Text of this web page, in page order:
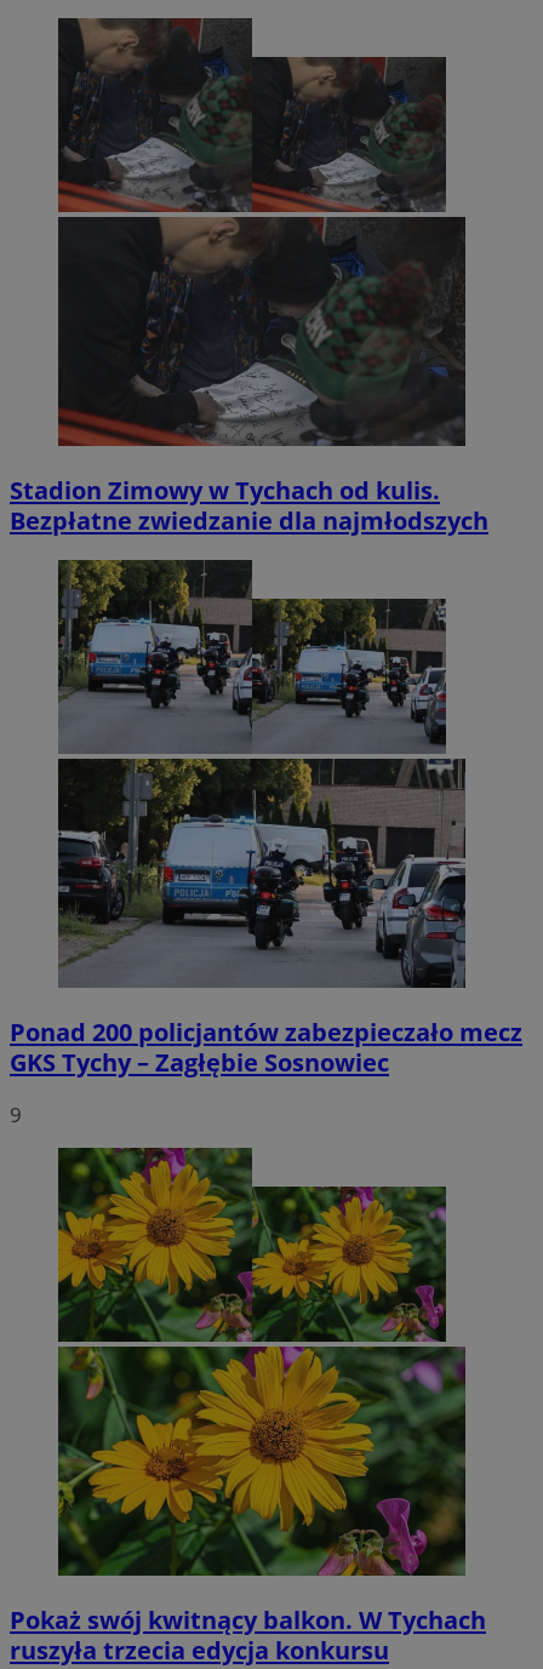
Stadion Zimowy w Tychach od kulis.
Bezpłatne zwiedzanie dla najmłodszych
Ponad 200 policjantów zabezpieczało mecz
GKS Tychy – Zagłębie Sosnowiec
9
Pokaż swój kwitnący balkon. W Tychach
ruszyła trzecia edycja konkursu